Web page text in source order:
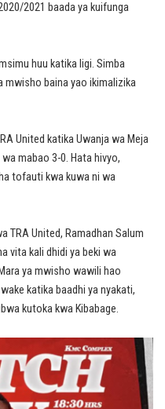
2021 baada ya kuifunga
huu katika ligi. Simba
mwisho baina yao ikimalizika
United katika Uwanja wa Meja
mabao 3-0. Hata hivyo,
tofauti kwa kuwa ni wa
TRA United, Ramadhan Salum
vita kali dhidi ya beki wa
ya mwisho wawili hao
katika baadhi ya nyakati,
kutoka kwa Kibabage.